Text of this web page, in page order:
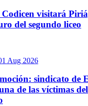
Codicen visitará
del segundo liceo
Aug 2026
sindicato de
de las víctimas